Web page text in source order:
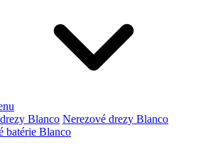
Blanco Nerezové drezy Blanco
batérie Blanco